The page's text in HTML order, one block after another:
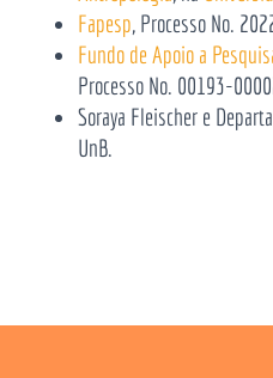
Fapesp, Processo No.
Fundo de Apoio a
Processo No. 00193-
Soraya Fleischer e
UnB.